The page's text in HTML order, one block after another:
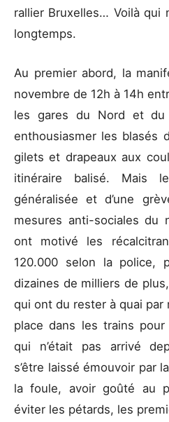
rallier Bruxelles… Voilà qui
longtemps.
Au premier abord, la
novembre de 12h à 14h
les gares du Nord et du
enthousiasmer les blasés
gilets et drapeaux aux
itinéraire balisé. Mais
généralisée et d’une
mesures anti-sociales du
ont motivé les
120.000 selon la police,
dizaines de milliers de
qui ont du rester à quai par
place dans les trains
qui n’était pas arrivé
s’être laissé émouvoir par
la foule, avoir goûté au
éviter les pétards, les